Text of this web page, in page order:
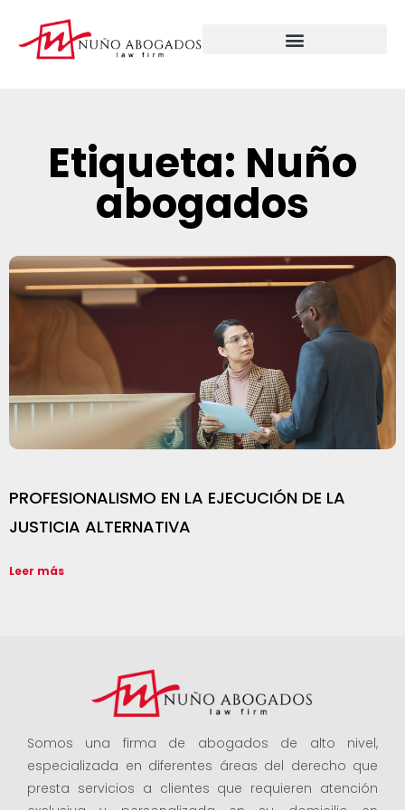
Etiqueta: Nuño
abogados
PROFESIONALISMO EN LA EJECUCIÓN DE LA
JUSTICIA ALTERNATIVA
Leer más
Somos una firma de abogados de alto nivel,
especializada en diferentes áreas del derecho que
presta servicios a clientes que requieren atención